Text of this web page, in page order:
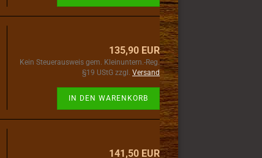
135,90 EUR
Kein Steuerausweis gem. Kleinuntern.-Reg.
§19 UStG zzgl. Versand
IN DEN WARENKORB
141,50 EUR